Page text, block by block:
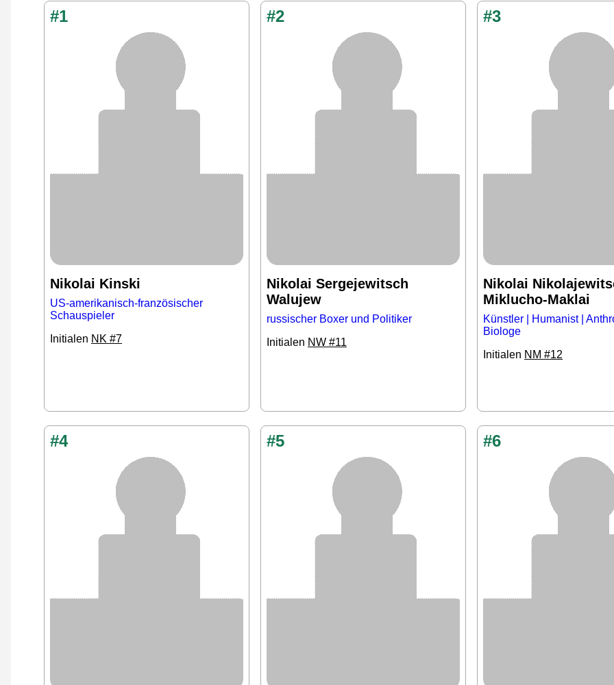
#1
Nikolai Kinski
US-amerikanisch-französischer
Schauspieler
Initialen NK #7
#2
Nikolai Sergejewitsch
Walujew
russischer Boxer und Politiker
Initialen NW #11
#3
Nikolai
Miklucho-Maklai
Künstler | Humanist |
Biologe
Initialen NM #12
#4 #5 #6